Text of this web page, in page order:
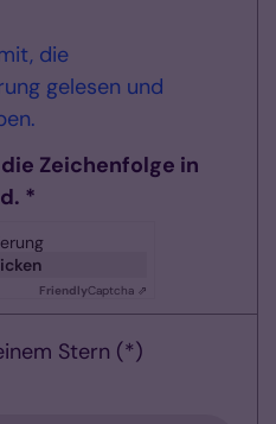
die
gelesen und
Zeichenfolge in
*
FriendlyCaptcha ⇗
Stern (*)